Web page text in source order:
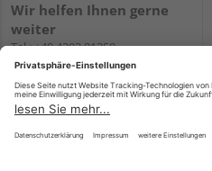
Wir helfen Ihnen gerne
weiter
Tel.:+49 4203 81350
E-Mail:shop@holz-
koehrmann.de